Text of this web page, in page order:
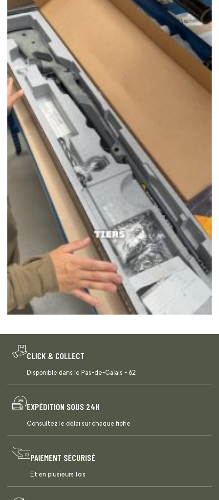
CLICK & COLLECT
Disponible dans le Pas-de-Calais - 62
EXPÉDITION SOUS 24H
Consultez le délai sur chaque fiche
PAIEMENT SÉCURISÉ
Et en plusieurs fois